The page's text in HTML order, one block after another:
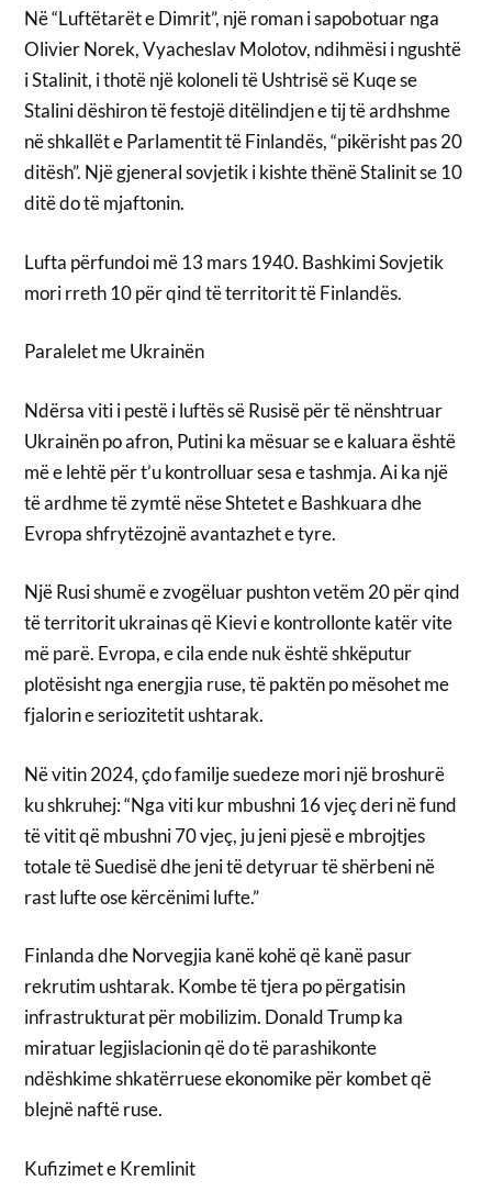
Në “Luftëtarët e Dimrit”, një roman i sapobotuar nga
Olivier Norek, Vyacheslav Molotov, ndihmësi i ngushtë
i Stalinit, i thotë një koloneli të Ushtrisë së Kuqe se
Stalini dëshiron të festojë ditëlindjen e tij të ardhshme
në shkallët e Parlamentit të Finlandës, “pikërisht pas 20
ditësh”. Një gjeneral sovjetik i kishte thënë Stalinit se 10
ditë do të mjaftonin.
Lufta përfundoi më 13 mars 1940. Bashkimi Sovjetik
mori rreth 10 për qind të territorit të Finlandës.
Paralelet me Ukrainën
Ndërsa viti i pestë i luftës së Rusisë për të nënshtruar
Ukrainën po afron, Putini ka mësuar se e kaluara është
më e lehtë për t’u kontrolluar sesa e tashmja. Ai ka një
të ardhme të zymtë nëse Shtetet e Bashkuara dhe
Evropa shfrytëzojnë avantazhet e tyre.
Një Rusi shumë e zvogëluar pushton vetëm 20 për qind
të territorit ukrainas që Kievi e kontrollonte katër vite
më parë. Evropa, e cila ende nuk është shkëputur
plotësisht nga energjia ruse, të paktën po mësohet me
fjalorin e seriozitetit ushtarak.
Në vitin 2024, çdo familje suedeze mori një broshurë
ku shkruhej: “Nga viti kur mbushni 16 vjeç deri në fund
të vitit që mbushni 70 vjeç, ju jeni pjesë e mbrojtjes
totale të Suedisë dhe jeni të detyruar të shërbeni në
rast lufte ose kërcënimi lufte.”
Finlanda dhe Norvegjia kanë kohë që kanë pasur
rekrutim ushtarak. Kombe të tjera po përgatisin
infrastrukturat për mobilizim. Donald Trump ka
miratuar legjislacionin që do të parashikonte
ndëshkime shkatërruese ekonomike për kombet që
blejnë naftë ruse.
Kufizimet e Kremlinit